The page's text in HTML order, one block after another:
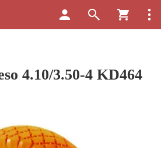
4.10/3.50-4 KD464